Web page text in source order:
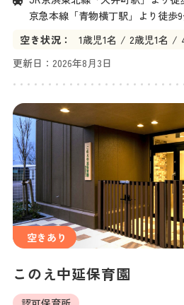
京急本線「青物横丁駅」より徒歩
空き状況：
1歳児1名 2歳児1名
更新日： 2026年8月3日
空きあり
このえ中延保育園